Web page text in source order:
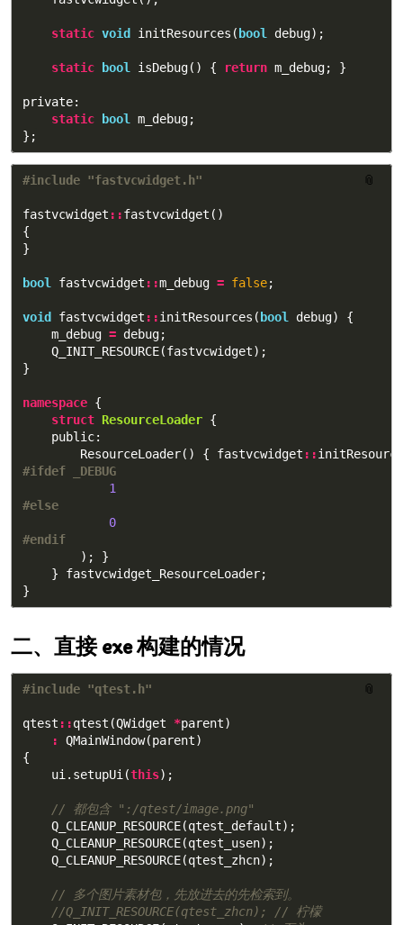
static void initResources (bool debug);
static bool isDebug() { return m_debug; }
private:
static bool m_debug;
};
📎
fastvcwidget ::fastvcwidget ()
{
}
bool fastvcwidget ::m_debug = false;
void fastvcwidget ::initResources (bool debug)
{
m_debug = debug;
Q_INIT_RESOURCE(fastvcwidget);
}
namespace {
struct ResourceLoader {
public:
ResourceLoader() { fastvcwidget ::
1
0
);
}
}
fastvcwidget_ResourceLoader;
}
直接 exe 构建的情况
📎
qtest ::qtest (QWidget *parent)
:
QMainWindow(parent)
{
ui . setupUi (this);
// 都包含 ":/qtest/image.png"
Q_CLEANUP_RESOURCE(qtest_default);
Q_CLEANUP_RESOURCE(qtest_usen);
Q_CLEANUP_RESOURCE(qtest_zhcn);
// 多个图片素材包，先放进去的先检索到。
//Q_INIT_RESOURCE(qtest_zhcn); // 柠檬